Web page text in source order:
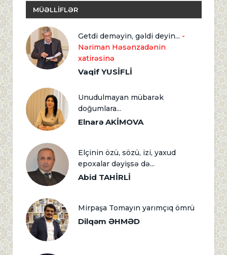
MÜƏLLİFLƏR
Getdi deməyin, gəldi deyin... -
Nəriman Həsənzadənin
xatirəsinə
Vaqif YUSİFLİ
Unudulmayan mübarək
doğumlara...
Elnarə AKİMOVA
Elçinin özü, sözü, izi, yaxud
epoxalar dəyişsə də...
Abid TAHİRLİ
Mirpaşa Tomayın yarımçıq ömrü
Dilqəm ƏHMƏD